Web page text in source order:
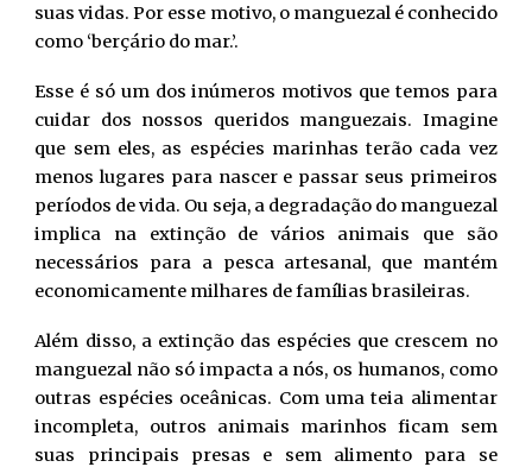
suas vidas. Por esse motivo, o manguezal é conhecido
como ‘berçário do mar.’.
Esse é só um dos inúmeros motivos que temos para
cuidar dos nossos queridos manguezais. Imagine
que sem eles, as espécies marinhas terão cada vez
menos lugares para nascer e passar seus primeiros
períodos de vida. Ou seja, a degradação do manguezal
implica na extinção de vários animais que são
necessários para a pesca artesanal, que mantém
economicamente milhares de famílias brasileiras.
Além disso, a extinção das espécies que crescem no
manguezal não só impacta a nós, os humanos, como
outras espécies oceânicas. Com uma teia alimentar
incompleta, outros animais marinhos ficam sem
suas principais presas e sem alimento para se